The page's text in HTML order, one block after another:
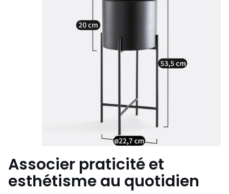
Associer praticité et
esthétisme au quotidien